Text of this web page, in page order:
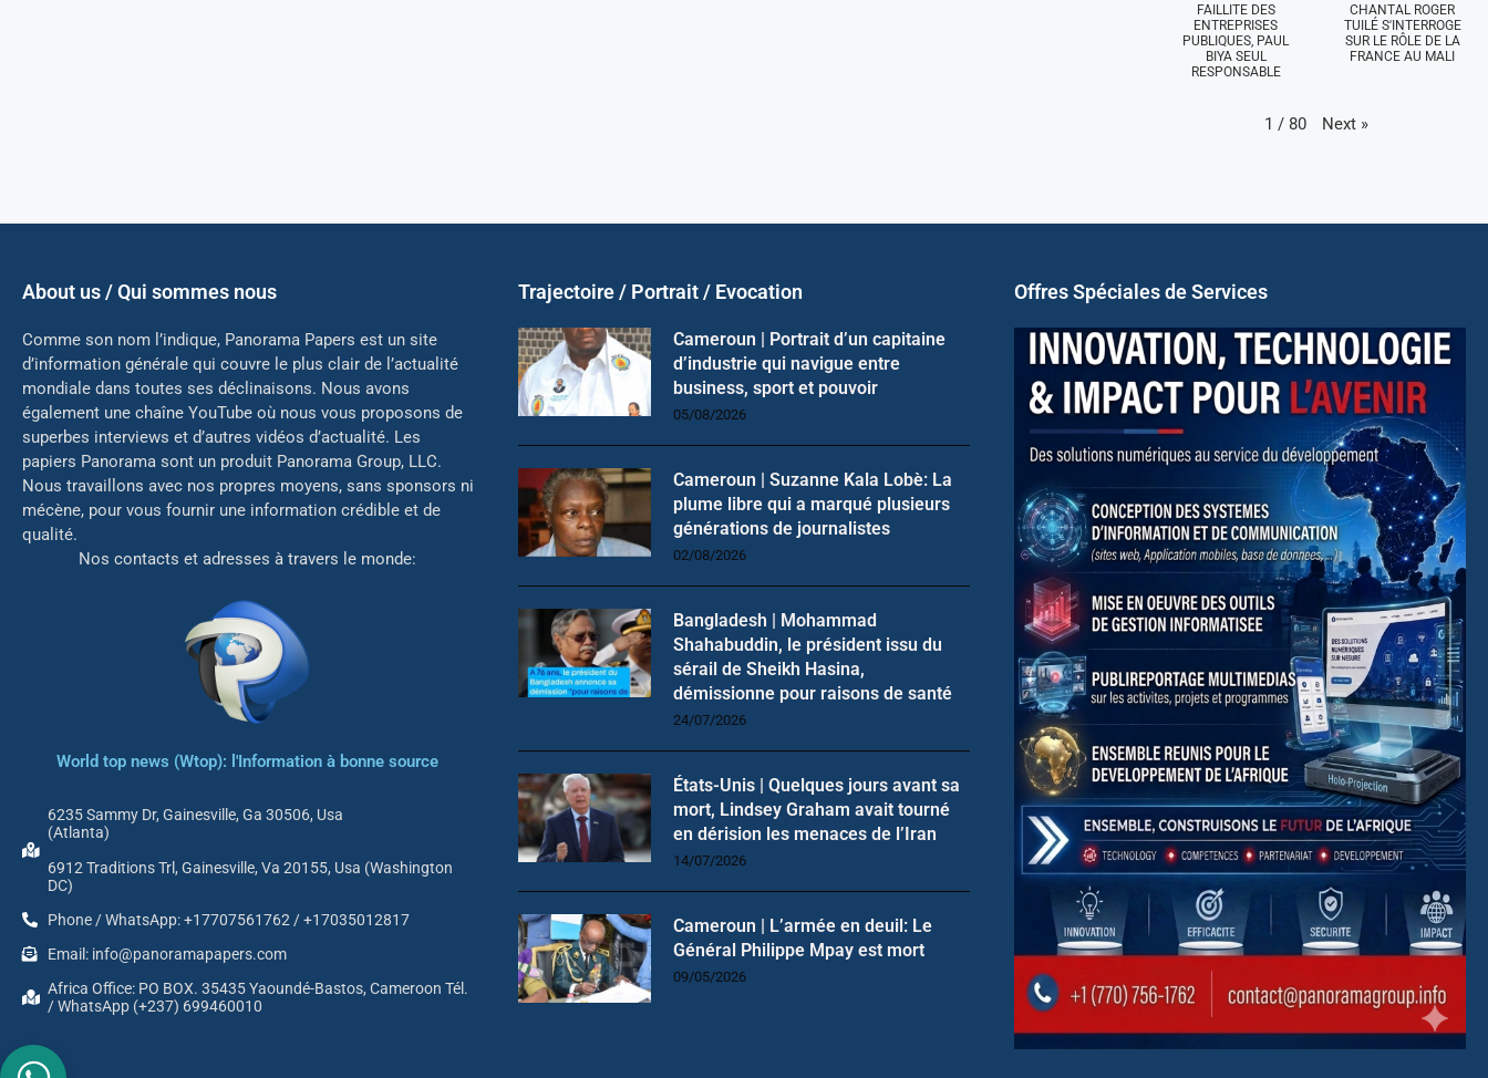
FAILLITE DES
ENTREPRISES
PUBLIQUES, PAUL
BIYA SEUL
RESPONSABLE
CHANTAL ROGER
TUILÉ S'INTERROGE
SUR LE RÔLE DE LA
FRANCE AU MALI
1 / 80 Next »
About us / Qui sommes nous
Comme son nom l’indique, Panorama Papers est un site
d’information générale qui couvre le plus clair de l’actualité
mondiale dans toutes ses déclinaisons. Nous avons
également une chaîne YouTube où nous vous proposons de
superbes interviews et d’autres vidéos d’actualité. Les
papiers Panorama sont un produit Panorama Group, LLC.
Nous travaillons avec nos propres moyens, sans sponsors ni
mécène, pour vous fournir une information crédible et de
qualité.
Nos contacts et adresses à travers le monde:
World top news (Wtop): l'Information à bonne source
6235 Sammy Dr, Gainesville, Ga 30506, Usa
(Atlanta)
6912 Traditions Trl, Gainesville, Va 20155, Usa (Washington
DC)
Phone / WhatsApp: +17707561762 / +17035012817
Email: info@panoramapapers.com
Africa Office: PO BOX. 35435 Yaoundé-Bastos, Cameroon Tél.
/ WhatsApp (+237) 699460010
Trajectoire / Portrait / Evocation
Cameroun | Portrait d’un capitaine
d’industrie qui navigue entre
business, sport et pouvoir
05/08/2026
Cameroun | Suzanne Kala Lobè: La
plume libre qui a marqué plusieurs
générations de journalistes
02/08/2026
Bangladesh | Mohammad
Shahabuddin, le président issu du
sérail de Sheikh Hasina,
démissionne pour raisons de santé
24/07/2026
États-Unis | Quelques jours avant sa
mort, Lindsey Graham avait tourné
en dérision les menaces de l’Iran
14/07/2026
Cameroun | L’armée en deuil: Le
Général Philippe Mpay est mort
09/05/2026
Offres Spéciales de Services